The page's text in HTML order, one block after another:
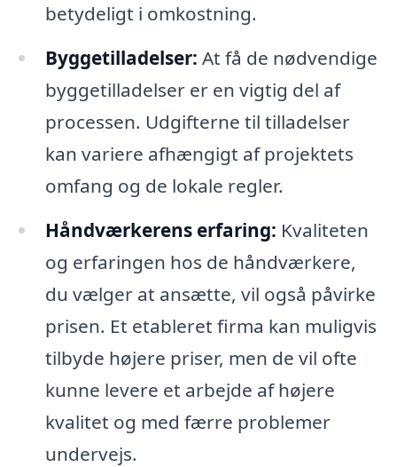
betydeligt i omkostning.
Byggetilladelser: At få de nødvendige
byggetilladelser er en vigtig del af
processen. Udgifterne til tilladelser
kan variere afhængigt af projektets
omfang og de lokale regler.
Håndværkerens erfaring: Kvaliteten
og erfaringen hos de håndværkere,
du vælger at ansætte, vil også påvirke
prisen. Et etableret firma kan muligvis
tilbyde højere priser, men de vil ofte
kunne levere et arbejde af højere
kvalitet og med færre problemer
undervejs.